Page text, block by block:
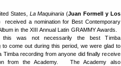
States, La Maquinaria (Juan Formell y Los
received a nomination for Best Contemporary
in the XIII Annual Latin GRAMMY Awards.
this was not necessarily the best Timba
to come out during this period, we were glad to
Timba recording from anyone did finally receive
from the Academy. The Academy also